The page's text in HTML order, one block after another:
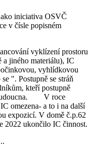
iniciativa OSVČ
v čísle popisném
vyklízení prostoru
a jiného materiálu), IC
vyhlídkovou
". Postupně se stráň
kteří postupně
budoucna. V roce
omezena- a to i na další
expozicí. V domě č.p.62
2022 ukončilo IC činnost.